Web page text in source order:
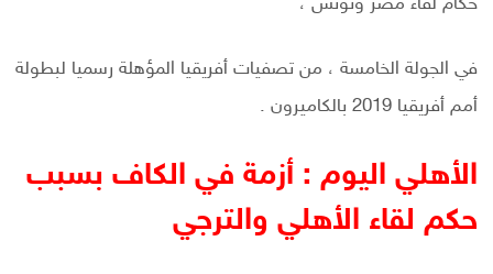
في الجولة الخامسة ، من تصفيات أفريقيا المؤهلة رسميا لبطولة
أمم أفريقيا 2019 بالكاميرون .
الأهلي اليوم : أزمة في الكاف بسبب
حكم لقاء الأهلي والترجي